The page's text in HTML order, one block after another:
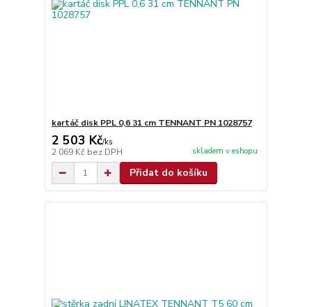
kartáč disk PPL 0,6 31 cm TENNANT PN 1028757
2 503 Kč/ks
2 069 Kč bez DPH skladem v eshopu
Přidat do košíku